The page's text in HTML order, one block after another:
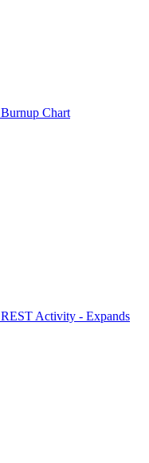
Burnup Chart
REST Activity - Expands